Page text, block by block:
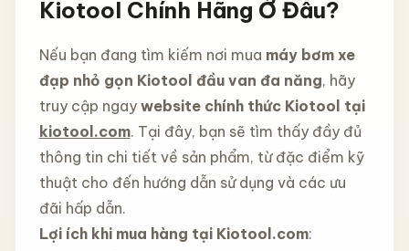
Kiotool Chính Hãng Ở Đâu?
Nếu bạn đang tìm kiếm nơi mua máy bơm xe
đạp nhỏ gọn Kiotool đầu van đa năng, hãy
truy cập ngay website chính thức Kiotool tại
kiotool.com. Tại đây, bạn sẽ tìm thấy đầy đủ
thông tin chi tiết về sản phẩm, từ đặc điểm kỹ
thuật cho đến hướng dẫn sử dụng và các ưu
đãi hấp dẫn.
Lợi ích khi mua hàng tại Kiotool.com: